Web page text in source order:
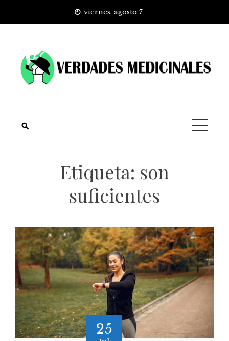
viernes, agosto 7
Etiqueta: son
suficientes
25